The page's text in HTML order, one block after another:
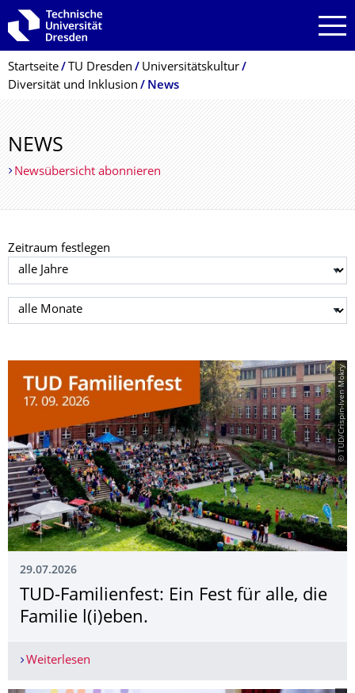
Zur Hauptnavigation springen
Zur Suche springen
Zum Inhalt springen
Breadcrumb-Menü
Startseite TU Dresden
Universitätskultur
Diversität und Inklusion
News
NEWS
Newsübersicht abonnieren
Zeitraum festlegen
Jahr auswählen
Monat auswählen
© TUD/Crispin-Iven Mokry
29.07.2026
TUD-Familienfest: Ein Fest für alle, die
Familie l(i)eben.
Weiterlesen